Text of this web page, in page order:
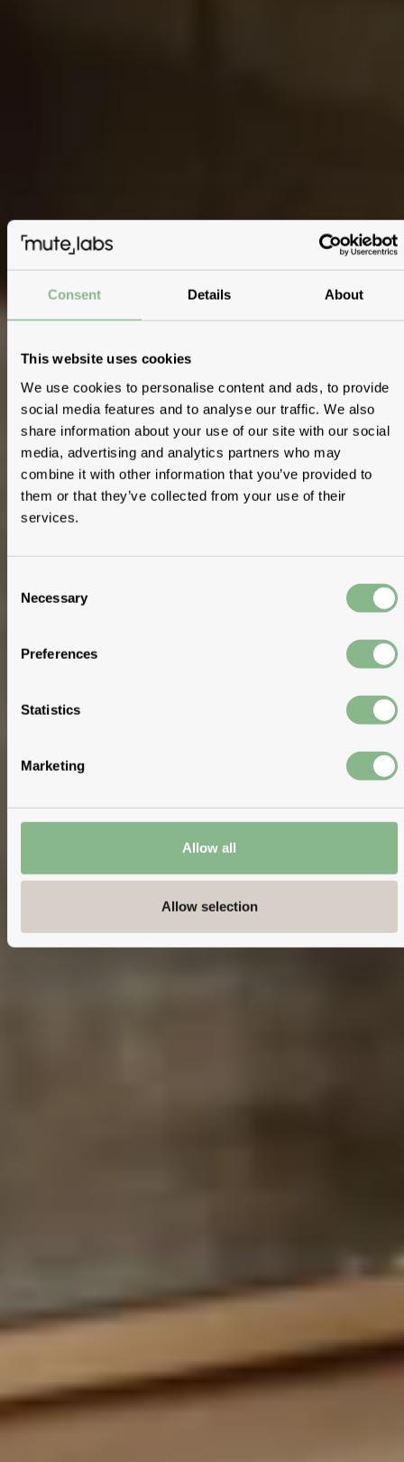
Consent Details About
This website uses cookies
We use cookies to personalise content and ads, to provide
social media features and to analyse our traffic. We also
share information about your use of our site with our social
media, advertising and analytics partners who may
combine it with other information that you’ve provided to
them or that they’ve collected from your use of their
services.
Selection
Necessary
Preferences
Statistics
Marketing
Allow all
Allow selection